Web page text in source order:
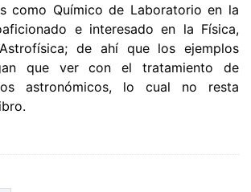
como Químico de Laboratorio en la
e interesado en la Física,
de ahí que los ejemplos
que ver con el tratamiento de
astronómicos, lo cual no resta